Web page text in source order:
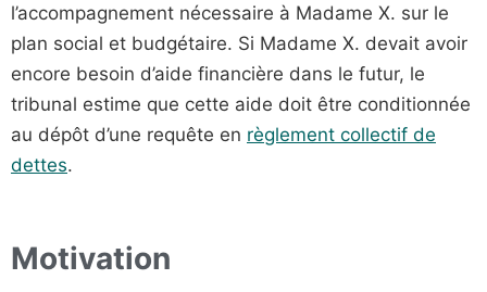
l’accompagnement nécessaire à Madame X. sur le
plan social et budgétaire. Si Madame X. devait avoir
encore besoin d’aide financière dans le futur, le
tribunal estime que cette aide doit être conditionnée
au dépôt d’une requête en règlement collectif de
dettes.
Motivation